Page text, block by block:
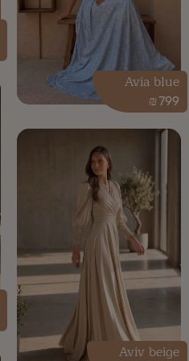
799
₪
Avia blue
Aviv beige